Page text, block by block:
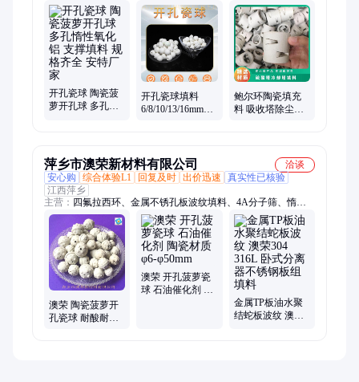
惰性氧化铝瓷球、陶瓷鲍尔环、活性氧化铝球、陶瓷过滤管、高
铝瓷球、陶瓷波纹填料、马鞍环、鲍尔环、拉西环、稀土瓷砂滤
料、RTO蓄热体、生物陶粒滤料、铁碳填料、臭氧催化剂、蓄热
体、四氟鲍尔环、轻瓷填料
开孔瓷球 陶瓷菠
萝开孔球 多孔惰
开孔瓷球填料
6/8/10/13/16mm多
鲍尔环陶瓷填充
料 吸收塔除尘塔
萍乡市澳荣新材料有限公司
洽谈
安心购
综合体验L1 回复及时 出价迅速
真实性已核验
江西萍乡
主营： 四氟拉西环、金属不锈孔板波纹填料、4A分子筛、惰性
氧化铝瓷球、陶瓷波纹规整填料、陶瓷鲍尔环、球派克填料、多
面空心球填料、活性氧化铝球、塑料覆盖球、TP板组填料、塑料
规整波纹填料、矩鞍环填料、不锈钢聚结板填料、CPVC塑料花
环、拉西环填料、异鞍环、稀土瓷砂、阶梯环、高流环填料、海
尔环、共轭环、驼峰支撑板、丝网除沫器、槽盘式气液分布器
澳荣 陶瓷菠萝开
孔瓷球 耐酸耐碱
澳荣 开孔菠萝瓷
球 石油催化剂 陶
金属TP板油水聚
结蛇板波纹 澳荣